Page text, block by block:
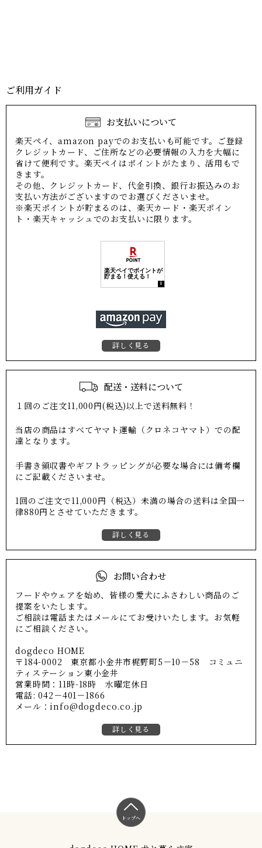
ご利用ガイド
お支払いについて
楽天ペイ、amazon payでのお支払いも可能です。ご登録
クレジットカード、ご住所などの必要情報の入力を大幅に
省けて便利です。楽天ペイはポイントがたまり、活用もで
きます。
その他、クレジットカード、代金引換、銀行お振込みのお
支払い方法がございますのでお選びくださいませ。
※楽天ポイントが貯まるのは、楽天カード・楽天ポイン
ト・楽天キャッシュでのお支払いに限ります。
詳しく見る
配送・送料について
１回のご注文11,000円(税込)以上で送料無料！
当店の商品はすべてヤマト運輸（クロネコヤマト）での配
達となります。
手書き領収書やギフトラッピングが必要な場合には備考欄
にご記載くださいませ。
1回のご注文で11,000円（税込）未満の場合の送料は全国一
律880円とさせていただきます。
詳しく見る
お問い合わせ
フードやウェアを始め、皆様の愛犬にふさわしい商品のご
提案をいたします。
ご相談は電話またはメールにてお受けいたします。お気軽
にご相談ください。
dogdeco HOME
〒184-0002 東京都小金井市梶野町5－10－58 コミュニ
ティステーション東小金井
営業時間：11時-18時 水曜定休日
電話: 042－401－1866
メール：info@dogdeco.co.jp
詳しく見る
トップへ